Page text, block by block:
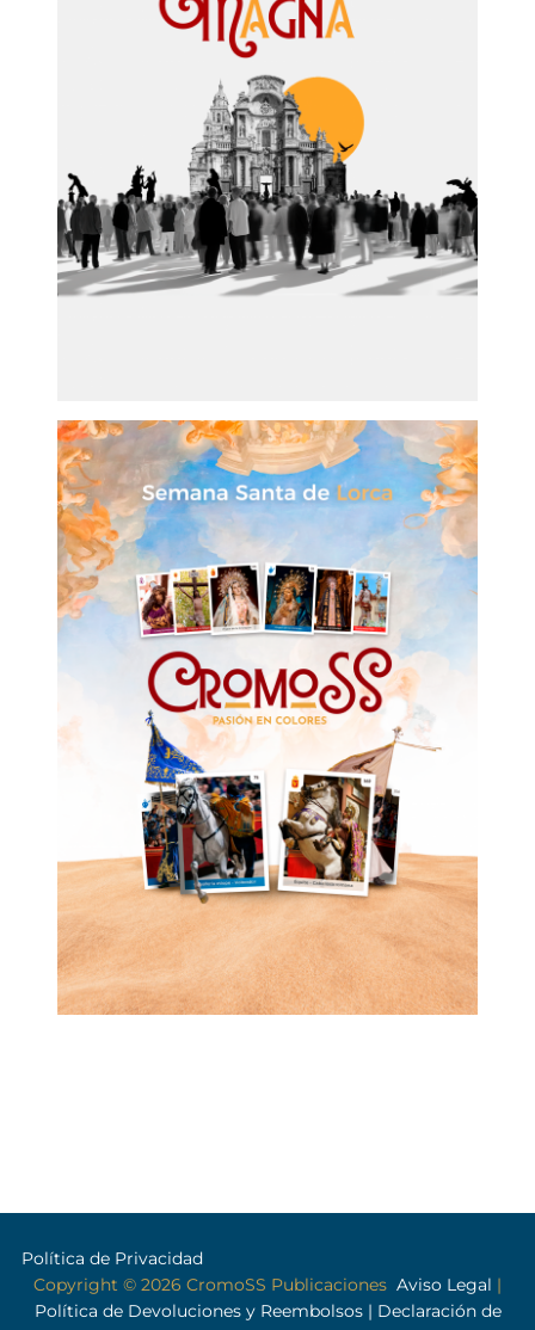
Política de Privacidad
Copyright © 2026 CromoSS Publicaciones Aviso Legal |
Política de Devoluciones y Reembolsos | Declaración de